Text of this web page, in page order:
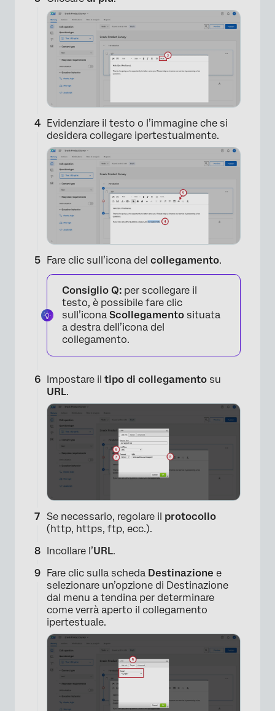
×
×
Evidenziare il testo o l’immagine che si
desidera collegare ipertestualmente.
Fare clic sull’icona del collegamento.
Consiglio Q: per scollegare il
testo, è possibile fare clic
sull’icona Scollegamento situata
a destra dell’icona del
collegamento.
Impostare il tipo di collegamento su
URL.
Se necessario, regolare il protocollo
(http, https, ftp, ecc.).
Incollare l’URL.
Fare clic sulla scheda Destinazione e
selezionare un’opzione di Destinazione
dal menu a tendina per determinare
come verrà aperto il collegamento
ipertestuale.